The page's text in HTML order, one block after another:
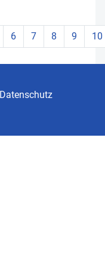
6 7 8 9 10
Datenschutz